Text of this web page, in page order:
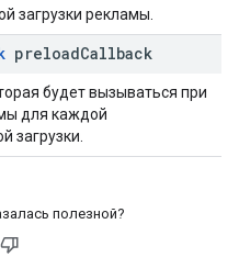
загрузки рекламы.
preloadCallback
будет вызываться при
для каждой
загрузки.
полезной?